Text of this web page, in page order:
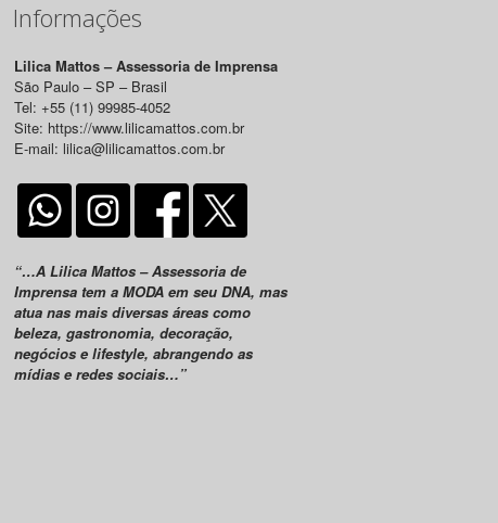
Informações
Lilica Mattos – Assessoria de Imprensa
São Paulo – SP – Brasil
Tel: +55 (11) 99985-4052
Site: https://www.lilicamattos.com.br
E-mail: lilica@lilicamattos.com.br
“…A Lilica Mattos – Assessoria de
Imprensa tem a MODA em seu DNA, mas
atua nas mais diversas áreas como
beleza, gastronomia, decoração,
negócios e lifestyle, abrangendo as
mídias e redes sociais…”